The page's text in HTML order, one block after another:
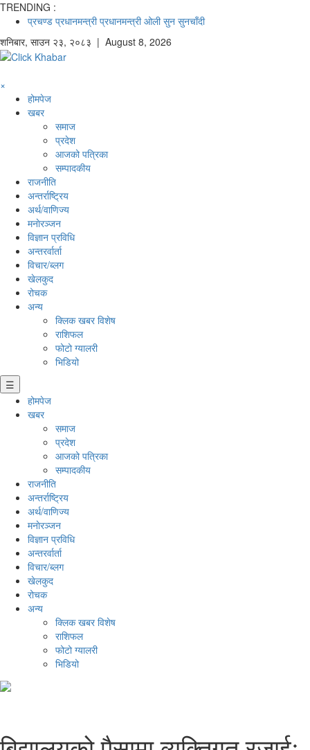
TRENDING :
प्रचण्ड प्रधानमन्त्री प्रधानमन्त्री ओली सुन सुनचाँदी
शनिबार, साउन २३, २०८३ | August 8, 2026
×
होमपेज
खबर
समाज
प्रदेश
आजको पत्रिका
सम्पादकीय
राजनीति
अन्तर्राष्ट्रिय
अर्थ/वाणिज्य
मनाेरञ्जन
विज्ञान प्रविधि
अन्तरर्वार्ता
विचार/ब्लग
खेलकुद
रोचक
अन्य
क्लिक खबर विशेष
राशिफल
फोटो ग्यालरी
भिडियो
☰
होमपेज
खबर
समाज
प्रदेश
आजको पत्रिका
सम्पादकीय
राजनीति
अन्तर्राष्ट्रिय
अर्थ/वाणिज्य
मनाेरञ्जन
विज्ञान प्रविधि
अन्तरर्वार्ता
विचार/ब्लग
खेलकुद
रोचक
अन्य
क्लिक खबर विशेष
राशिफल
फोटो ग्यालरी
भिडियो